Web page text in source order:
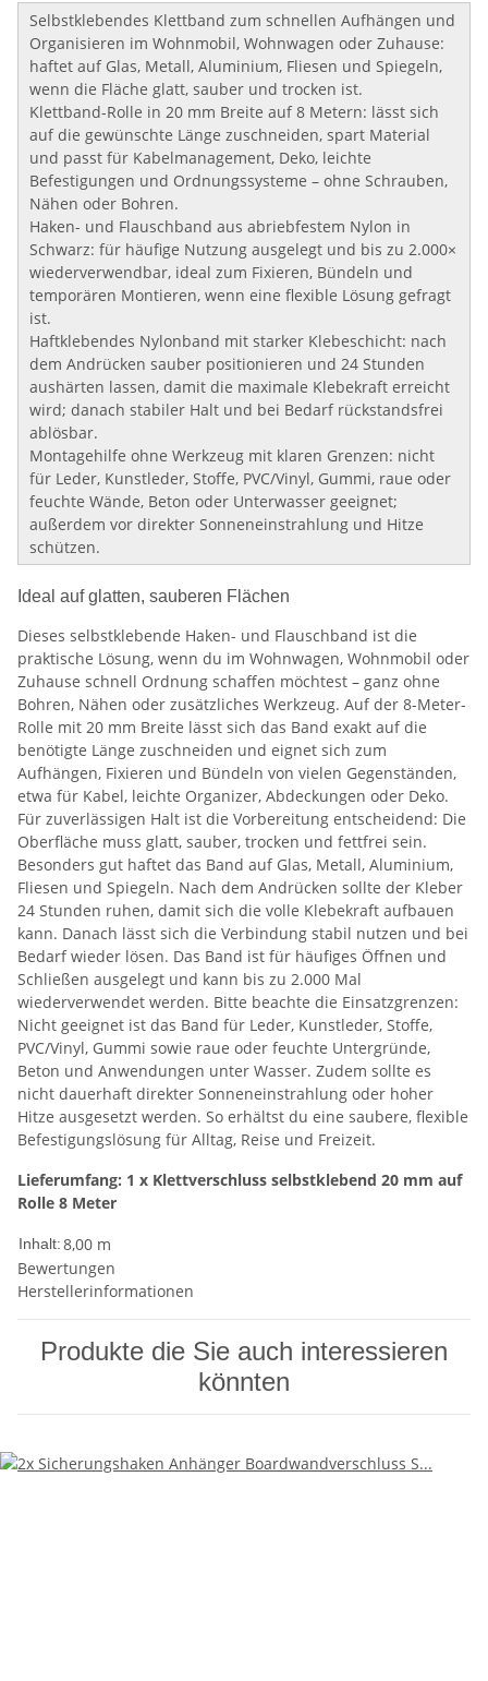
Selbstklebendes Klettband zum schnellen Aufhängen und
Organisieren im Wohnmobil, Wohnwagen oder Zuhause:
haftet auf Glas, Metall, Aluminium, Fliesen und Spiegeln,
wenn die Fläche glatt, sauber und trocken ist.
Klettband-Rolle in 20 mm Breite auf 8 Metern: lässt sich
auf die gewünschte Länge zuschneiden, spart Material
und passt für Kabelmanagement, Deko, leichte
Befestigungen und Ordnungssysteme – ohne Schrauben,
Nähen oder Bohren.
Haken- und Flauschband aus abriebfestem Nylon in
Schwarz: für häufige Nutzung ausgelegt und bis zu 2.000×
wiederverwendbar, ideal zum Fixieren, Bündeln und
temporären Montieren, wenn eine flexible Lösung gefragt
ist.
Haftklebendes Nylonband mit starker Klebeschicht: nach
dem Andrücken sauber positionieren und 24 Stunden
aushärten lassen, damit die maximale Klebekraft erreicht
wird; danach stabiler Halt und bei Bedarf rückstandsfrei
ablösbar.
Montagehilfe ohne Werkzeug mit klaren Grenzen: nicht
für Leder, Kunstleder, Stoffe, PVC/Vinyl, Gummi, raue oder
feuchte Wände, Beton oder Unterwasser geeignet;
außerdem vor direkter Sonneneinstrahlung und Hitze
schützen.
Ideal auf glatten, sauberen Flächen
Dieses selbstklebende Haken- und Flauschband ist die
praktische Lösung, wenn du im Wohnwagen, Wohnmobil oder
Zuhause schnell Ordnung schaffen möchtest – ganz ohne
Bohren, Nähen oder zusätzliches Werkzeug. Auf der 8-Meter-
Rolle mit 20 mm Breite lässt sich das Band exakt auf die
benötigte Länge zuschneiden und eignet sich zum
Aufhängen, Fixieren und Bündeln von vielen Gegenständen,
etwa für Kabel, leichte Organizer, Abdeckungen oder Deko.
Für zuverlässigen Halt ist die Vorbereitung entscheidend: Die
Oberfläche muss glatt, sauber, trocken und fettfrei sein.
Besonders gut haftet das Band auf Glas, Metall, Aluminium,
Fliesen und Spiegeln. Nach dem Andrücken sollte der Kleber
24 Stunden ruhen, damit sich die volle Klebekraft aufbauen
kann. Danach lässt sich die Verbindung stabil nutzen und bei
Bedarf wieder lösen. Das Band ist für häufiges Öffnen und
Schließen ausgelegt und kann bis zu 2.000 Mal
wiederverwendet werden. Bitte beachte die Einsatzgrenzen:
Nicht geeignet ist das Band für Leder, Kunstleder, Stoffe,
PVC/Vinyl, Gummi sowie raue oder feuchte Untergründe,
Beton und Anwendungen unter Wasser. Zudem sollte es
nicht dauerhaft direkter Sonneneinstrahlung oder hoher
Hitze ausgesetzt werden. So erhältst du eine saubere, flexible
Befestigungslösung für Alltag, Reise und Freizeit.
Lieferumfang: 1 x Klettverschluss selbstklebend 20 mm auf
Rolle 8 Meter
Inhalt:8,00 m
Bewertungen
Herstellerinformationen
Produkte die Sie auch interessieren
könnten